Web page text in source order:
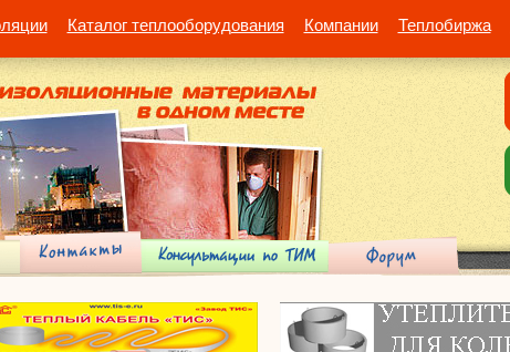
Каталог теплооборудования Компании Теплобиржа